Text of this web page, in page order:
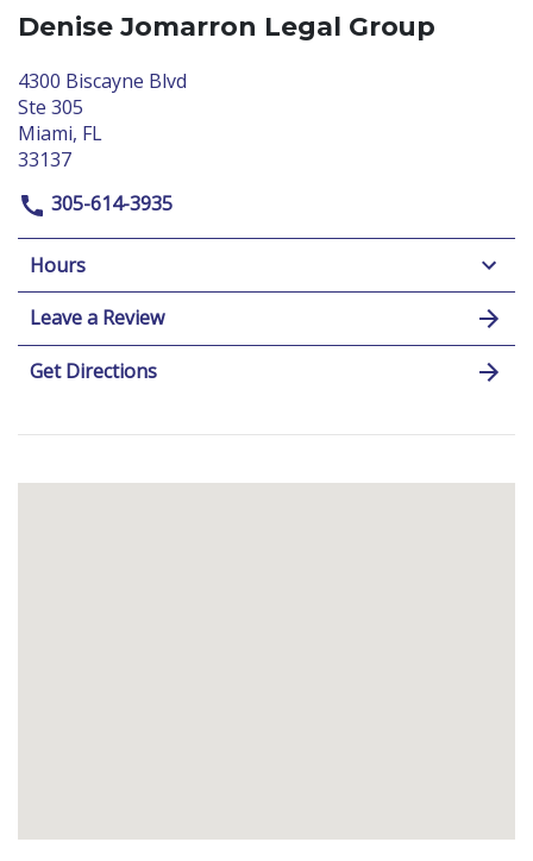
Denise Jomarron Legal Group
4300 Biscayne Blvd
Ste 305
Miami, FL
33137
305-614-3935
Hours
Leave a Review
Get Directions